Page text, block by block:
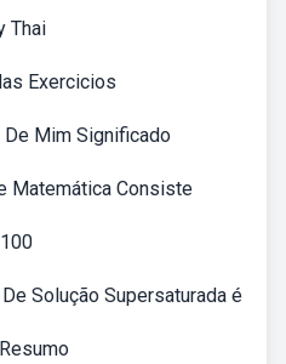
Thai
Exercicios
De Mim Significado
Matemática Consiste
Solução Supersaturada é